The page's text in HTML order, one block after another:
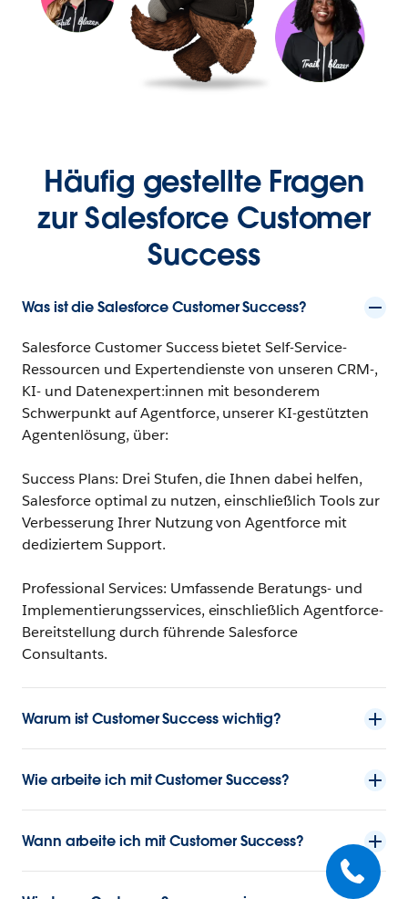
Häufig gestellte Fragen
zur Salesforce Customer
Success
Was ist die Salesforce Customer Success?
Salesforce Customer Success bietet Self-Service-
Ressourcen und Expertendienste von unseren CRM-,
KI- und Datenexpert:innen mit besonderem
Schwerpunkt auf Agentforce, unserer KI-gestützten
Agentenlösung, über:
Success Plans: Drei Stufen, die Ihnen dabei helfen,
Salesforce optimal zu nutzen, einschließlich Tools zur
Verbesserung Ihrer Nutzung von Agentforce mit
dediziertem Support.
Professional Services: Umfassende Beratungs- und
Implementierungsservices, einschließlich Agentforce-
Bereitstellung durch führende Salesforce
Consultants.
Warum ist Customer Success wichtig?
Wie arbeite ich mit Customer Success?
Wann arbeite ich mit Customer Success?